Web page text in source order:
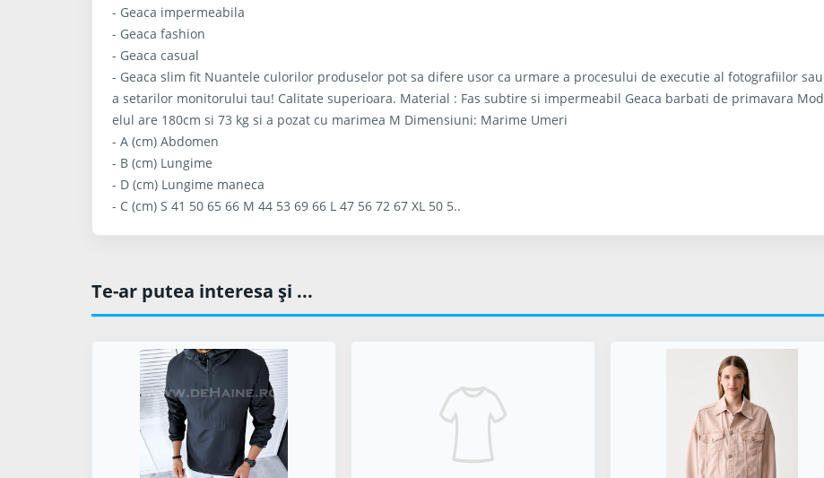
- Geaca impermeabila
- Geaca fashion
- Geaca casual
- Geaca slim fit Nuantele culorilor produselor pot sa difere usor ca urmare a procesului de executie al fotografiilor sau
a setarilor monitorului tau! Calitate superioara. Material : Fas subtire si impermeabil Geaca barbati de primavara Mod
elul are 180cm si 73 kg si a pozat cu marimea M Dimensiuni: Marime Umeri
- A (cm) Abdomen
- B (cm) Lungime
- D (cm) Lungime maneca
- C (cm) S 41 50 65 66 M 44 53 69 66 L 47 56 72 67 XL 50 5..
Te-ar putea interesa şi ...